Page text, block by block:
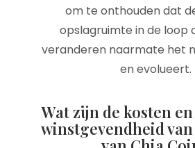
om te onthouden dat
opslagruimte in de loop
veranderen naarmate het
en evolueert.
Wat zijn de kosten
winstgevendheid